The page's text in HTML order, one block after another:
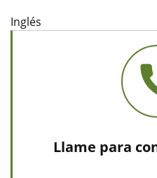
Inglés
Llame para